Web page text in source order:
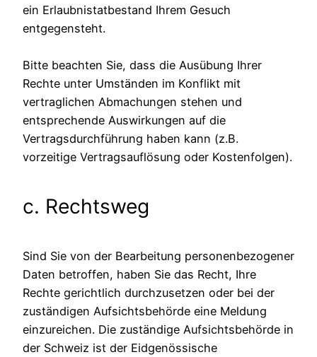
ein Erlaubnistatbestand Ihrem Gesuch
entgegensteht.
Bitte beachten Sie, dass die Ausübung Ihrer
Rechte unter Umständen im Konflikt mit
vertraglichen Abmachungen stehen und
entsprechende Auswirkungen auf die
Vertragsdurchführung haben kann (z.B.
vorzeitige Vertragsauflösung oder Kostenfolgen).
c. Rechtsweg
Sind Sie von der Bearbeitung personenbezogener
Daten betroffen, haben Sie das Recht, Ihre
Rechte gerichtlich durchzusetzen oder bei der
zuständigen Aufsichtsbehörde eine Meldung
einzureichen. Die zuständige Aufsichtsbehörde in
der Schweiz ist der Eidgenössische